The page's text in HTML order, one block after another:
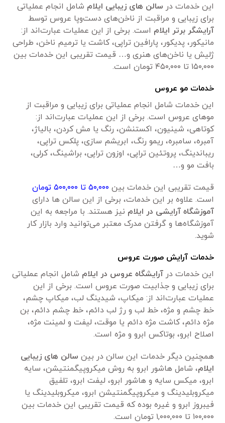
این خدمات در سالن های زیبایی ایلام شامل انجام عملیاتی
برای زیبایی و مراقبت از ناخن‌های دست‌وپا عروس توسط
آرایشگر برتر ایلام است. برخی از این عملیات عبارت‌اند از:
مانیکور، پدیکور، پارافین تراپی، کاشت یا ترمیم ناخن، طراحی
ژلیش یا ناخن‌های هنری و… قیمت تقریبی این خدمات بین
۱۵۰,۰۰۰ تا ۴۵۰,۰۰۰ تومان است.
خدمات مو عروس
این خدمات شامل انجام عملیاتی برای زیبایی و مراقبت از
موهای عروس است. برخی از این عملیات عبارت‌اند از:
کوتاهی، شینیون، اکستنشن، رنگ یا مش کردن، بالیاژ،
آمبره، سامبره، ریمو رنگ، ابریشم سازی، پلکس تراپی،
ریباندینگ، پروتئین تراپی، اوزون تراپی، براشینگ، کرلی،
بافت مو و…
قیمت تقریبی این خدمات بین ۵۰,۰۰۰ تا ۵۰۰,۰۰۰ تومان
است. علاوه بر این خدمات، برخی از این سالن ها دارای
آموزشگاه آرایشی در ایلام نیز هستند. با مراجعه به این
آموزشگاه‌ها و گرفتن مدرک معتبر می‌توانید وارد بازار کار
شوید.
خدمات آرایش صورت عروس
این خدمات درآرایشگاه عروس در ایلام شامل انجام عملیاتی
برای زیبایی و جذابیت صورت عروس است. برخی از این
عملیات عبارت‌اند از: میکاپ، شیدینگ لب، میکاپ چشم،
خط چشم و مژه، خط لب و رژ لب دائم، خط چشم دائم، بن
مژه دائم، کاشت مژه دائم یا موقت، لیفت و لمینت مژه،
اصلاح ابرو، بوتاکس ابرو و مژه است.
همچنین دیگر خدمات این سالن در بین سالن های زیبایی
ایلام، شامل هاشور ابرو به روش میکروپیگمنتیشن، سایه
ابرو، میکس سایه و هاشور ابرو، لیفت ابرو، تلفیق
میکروبلیدینگ و میکروپیگمنتیشن ابرو، میکروبلیدینگ یا
فیبروز ابرو و غیره بوده که قیمت تقریبی این خدمات بین
۱۰۰,۰۰۰ تا ۱,۰۰۰,۰۰۰ تومان است.